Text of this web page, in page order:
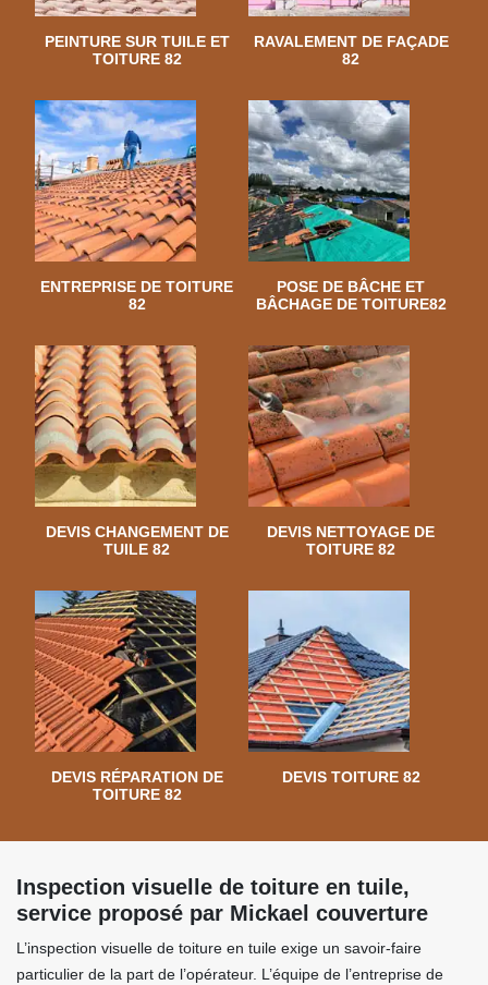
PEINTURE SUR TUILE ET
TOITURE 82
RAVALEMENT DE FAÇADE
82
ENTREPRISE DE TOITURE
82
POSE DE BÂCHE ET
BÂCHAGE DE TOITURE82
DEVIS CHANGEMENT DE
TUILE 82
DEVIS NETTOYAGE DE
TOITURE 82
DEVIS RÉPARATION DE
TOITURE 82
DEVIS TOITURE 82
Inspection visuelle de toiture en tuile,
service proposé par Mickael couverture
L’inspection visuelle de toiture en tuile exige un savoir-faire
particulier de la part de l’opérateur. L’équipe de l’entreprise de